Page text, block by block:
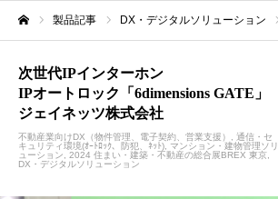
製品記事 DX・デジタルソリューション
次世代IPインターホン
IPオートロック「6dimensions GATE」
ジェイネッツ株式会社
不動産業向けDX（物件管理、電子契約、営業支援）
通信・セ
キュリティ環境(ｵｰﾄﾛｯｸ、防犯、ﾈｯﾄ)
マンション・建物管理ソリ
ューション
2024 住まい・建築・不動産の総合展BREX 東京
DX・デジタルソリューション